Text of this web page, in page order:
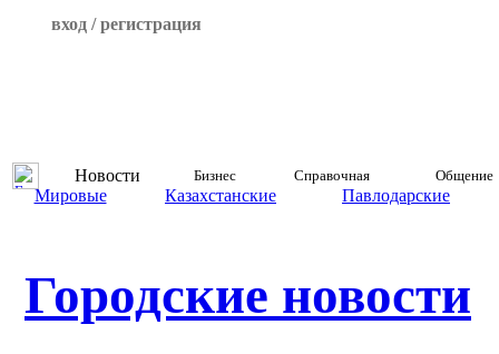
вход / регистрация
Новости Бизнес Справочная Общение
Мировые Казахстанские Павлодарские
Городские новости